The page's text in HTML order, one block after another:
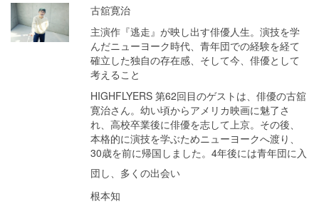
古舘寛治
主演作『逃走』が映し出す俳優人生。演技を学
んだニューヨーク時代、青年団での経験を経て
確立した独自の存在感、そして今、俳優として
考えること
HIGHFLYERS 第62回目のゲストは、俳優の古舘
寛治さん。幼い頃からアメリカ映画に魅了さ
れ、高校卒業後に俳優を志して上京。その後、
本格的に演技を学ぶためニューヨークへ渡り、
30歳を前に帰国しました。4年後には青年団に入
団し、多くの出会い
根本知